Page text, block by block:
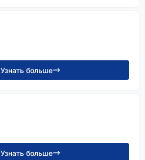
Узнать больше
Узнать больше